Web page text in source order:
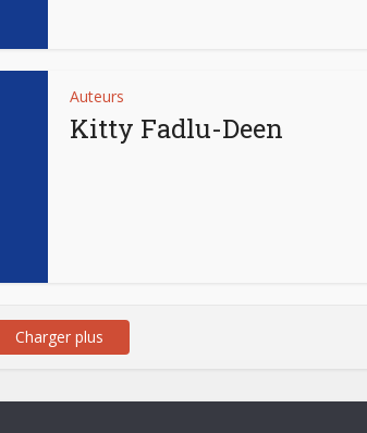
Auteurs
Kitty Fadlu-Deen
Charger plus